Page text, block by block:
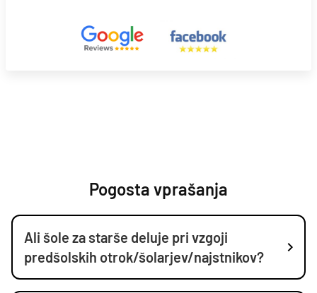
Pogosta vprašanja
Ali šole za starše deluje pri vzgoji
predšolskih otrok/šolarjev/najstnikov?